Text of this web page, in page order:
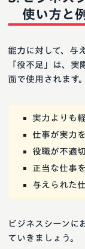
使い方と
能力に対して、与
「役不足」は、
面で使用されます。
実力よりも
仕事が実力
役職が不適
正当な仕事
与えられた
ビジネスシーンに
ていきましょう。